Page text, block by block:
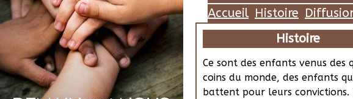
Accueil Histoire
Histoire
Ce sont des enfants venus des
coins du monde, des enfants
battent pour leurs convictions.